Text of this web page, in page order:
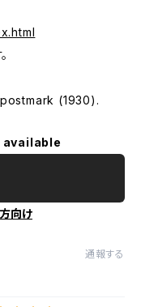
(1930).
向け
通報する